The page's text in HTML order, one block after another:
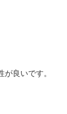
良いです。